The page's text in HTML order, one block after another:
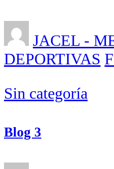
JACEL -
DEPORTIVAS
Sin categoría
Blog 3